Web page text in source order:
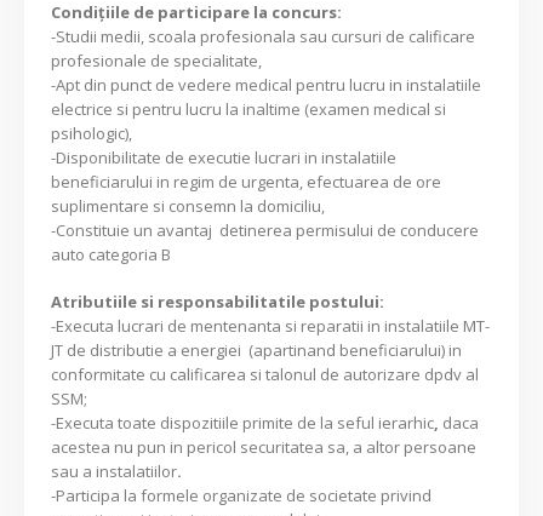
Condiţiile de participare la concurs:
-Studii medii, scoala profesionala sau cursuri de calificare
profesionale de specialitate,
-Apt din punct de vedere medical pentru lucru in instalatiile
electrice si pentru lucru la inaltime (examen medical si
psihologic),
-Disponibilitate de executie lucrari in instalatiile
beneficiarului in regim de urgenta, efectuarea de ore
suplimentare si consemn la domiciliu,
-Constituie un avantaj detinerea permisului de conducere
auto categoria B
Atributiile si responsabilitatile postului:
-Executa lucrari de mentenanta si reparatii in instalatiile MT-
JT de distributie a energiei (apartinand beneficiarului) in
conformitate cu calificarea si talonul de autorizare dpdv al
SSM;
-Executa toate dispozitiile primite de la seful ierarhic, daca
acestea nu pun in pericol securitatea sa, a altor persoane
sau a instalatiilor.
-Participa la formele organizate de societate privind